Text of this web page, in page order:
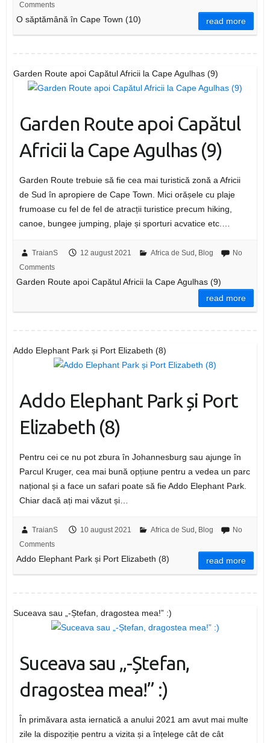
Comments
O săptămână în Cape Town (10) read more
Garden Route apoi Capătul Africii la Cape Agulhas (9)
Garden Route apoi Capătul
Africii la Cape Agulhas (9)
Garden Route trebuie să fie cea mai turistică zonă a Africii
de Sud în apropiere de Cape Town. Mici orășele cu plaje
frumoase cu fel de fel de atracții turistice precum hiking,
canoe, bungee jumping, plaje și sporturi acvatice etc.…
TraianS 12 august 2021 Africa de Sud , Blog
No
Comments
Garden Route apoi Capătul Africii la Cape Agulhas (9)
read more
Addo Elephant Park și Port Elizabeth (8)
Addo Elephant Park și Port
Elizabeth (8)
Pentru cei ce nu pot zbura în Johannesburg sau ajunge în
Parcul Kruger, cea mai bună opțiune pentru a vedea un parc
național și a face un safari poate să fie Addo Elephant Park.
Chiar dacă ați mai văzut și…
TraianS 10 august 2021 Africa de Sud , Blog
No
Comments
Addo Elephant Park și Port Elizabeth (8) read more
Suceava sau „-Ștefan, dragostea mea!” :)
Suceava sau „-Ștefan,
dragostea mea!” :)
În primăvara asta iernatică a anului 2021 am avut mai multe
zile la dispoziție pentru a vizita și a înțelege cât de cât